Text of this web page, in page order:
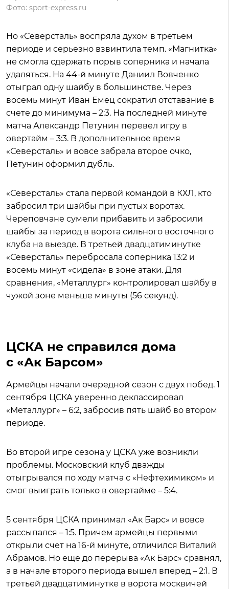
Фото: sport-express.ru
Но «Северсталь» воспряла духом в третьем
периоде и серьезно взвинтила темп. «Магнитка»
не смогла сдержать порыв соперника и начала
удаляться. На 44-й минуте Даниил Вовченко
отыграл одну шайбу в большинстве. Через
восемь минут Иван Емец сократил отставание в
счете до минимума – 2:3. На последней минуте
матча Александр Петунин перевел игру в
овертайм – 3:3. В дополнительное время
«Северсталь» и вовсе забрала второе очко,
Петунин оформил дубль.
«Северсталь» стала первой командой в КХЛ, кто
забросил три шайбы при пустых воротах.
Череповчане сумели прибавить и забросили
шайбы за период в ворота сильного восточного
клуба на выезде. В третьей двадцатиминутке
«Северсталь» перебросала соперника 13:2 и
восемь минут «сидела» в зоне атаки. Для
сравнения, «Металлург» контролировал шайбу в
чужой зоне меньше минуты (56 секунд).
ЦСКА не справился дома
с «Ак Барсом»
Армейцы начали очередной сезон с двух побед. 1
сентября ЦСКА уверенно деклассировал
«Металлург» – 6:2, забросив пять шайб во втором
периоде.
Во второй игре сезона у ЦСКА уже возникли
проблемы. Московский клуб дважды
отыгрывался по ходу матча с «Нефтехимиком» и
смог выиграть только в овертайме – 5:4.
5 сентября ЦСКА принимал «Ак Барс» и вовсе
рассыпался – 1:5. Причем армейцы первыми
открыли счет на 16-й минуте, отличился Виталий
Абрамов. Но еще до перерыва «Ак Барс» сравнял,
а в начале второго периода вышел вперед – 2:1. В
третьей двадцатиминутке в ворота москвичей